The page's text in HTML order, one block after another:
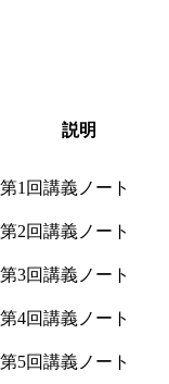
説明
第1回講義ノート
第2回講義ノート
第3回講義ノート
第4回講義ノート
第5回講義ノート